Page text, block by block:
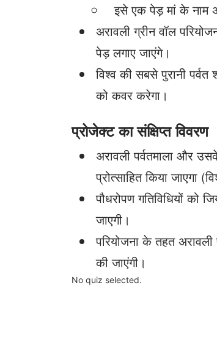
इसे एक पेड़ मां के नाम
अरावली ग्रीन वॉल
पेड़ लगाए जाएंगे।
विश्व की सबसे पुरानी
को कवर करेगा।
प्रोजेक्ट का संक्षिप्त विवरण
अरावली पर्वतमाला और
प्रोत्साहित किया जाएगा
पौधरोपण गतिविधियों को
जाएगी।
परियोजना के तहत
की जाएंगी।
No quiz selected.